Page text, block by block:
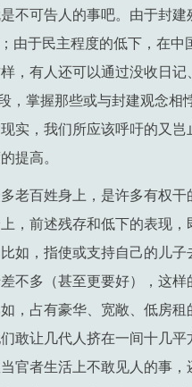
不可告人的事吧。由于封
由于民主程度的低下，在中
，有人还可以通过没收日记
，掌握那些或与封建观念相
实，我们所应该呼吁的又岂
提高。
老百姓身上，是许多有权
，前述残存和低下的表现
如，指使或支持自己的儿子
不多（甚至更要好），这样
，占有豪华、宽敞、低房
敢让几代人挤在一间十几
官者生活上不敢见人的事，